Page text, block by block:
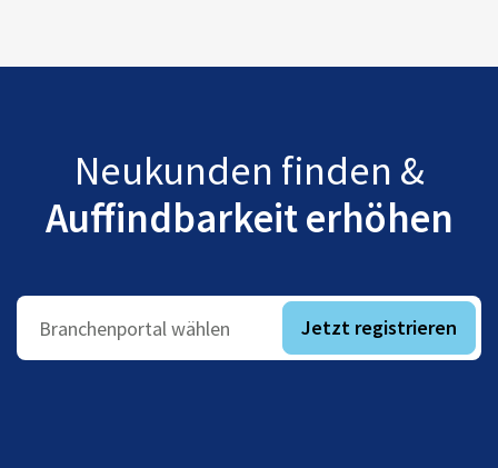
Neukunden finden &
Auffindbarkeit erhöhen
Branchenportal wählen Jetzt registrieren